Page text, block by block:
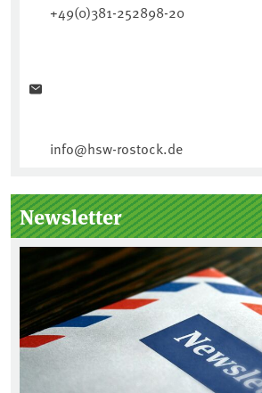
+49(0)381-252898-20
info@hsw-rostock.de
Newsletter